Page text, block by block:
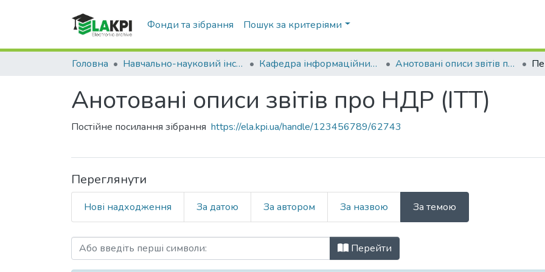
Фонди та зібрання Пошук за критеріями
Головна Навчально-науковий інститут телекомунікаційних систем (НН ІТС) Кафедра інформаційних технологій в телекомунікаціях (ІТТ) Анотовані описи звітів про НДР (ІТТ)
Анотовані описи звітів про НДР (ІТТ)
Постійне посилання зібрання https://ela.kpi.ua/handle/123456789/62743
Переглянути
Нові надходження За датою За автором За назвою За темою
Перегляд Анотовані описи звітів про НДР (ІТТ) за Ключові
Перейти